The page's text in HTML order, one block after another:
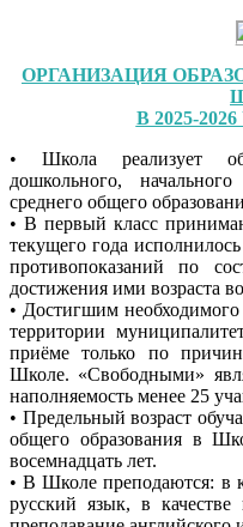
ОРГАНИЗАЦИЯ
В 2025-
• Школа реализует
дошкольного,
среднего общего
• В первый класс
текущего года
противопоказаний по
достижения ими возраста
• Достигшим
территории
приёме только по
Школе. «Свободными»
наполняемость менее 25
• Предельный возраст
общего образования в
восемнадцать лет.
• В Школе преподаются: в
русский язык, в